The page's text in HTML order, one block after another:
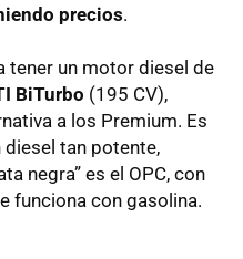
precios.
tener un motor diesel de
BiTurbo (195 CV),
a los Premium. Es
diesel tan potente,
negra” es el OPC, con
funciona con gasolina.